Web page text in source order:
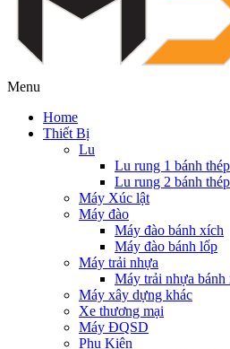
Menu
Home
Thiết Bị
Lu
Lu rung 1 bánh thép
Lu rung 2 bánh thép
Máy Xúc lật
Máy đào
Máy đào bánh xích
Máy đào bánh lốp
Máy trải nhựa
Máy trải nhựa bánh
Máy xây dựng khác
Xe thương mại
Máy ĐQSD
Phụ Kiện